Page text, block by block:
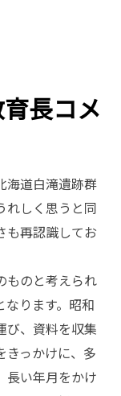
長コメ
海道白滝遺跡群
れしく思うと同
も再認識してお
ものと考えられ
ります。昭和
び、資料を収集
きっかけに、多
長い年月をかけ